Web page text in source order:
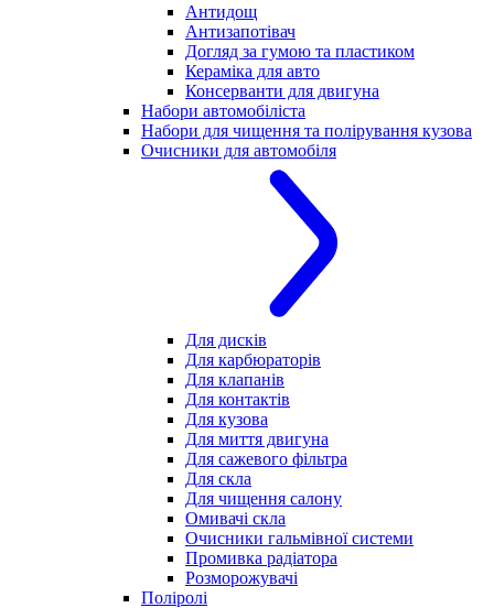
Антидощ
Антизапотівач
Догляд за гумою та пластиком
Кераміка для авто
Консерванти для двигуна
Набори автомобіліста
Набори для чищення та полірування кузова
Очисники для автомобіля
Для дисків
Для карбюраторів
Для клапанів
Для контактів
Для кузова
Для миття двигуна
Для сажевого фільтра
Для скла
Для чищення салону
Омивачі скла
Очисники гальмівної системи
Промивка радіатора
Розморожувачі
Поліролі